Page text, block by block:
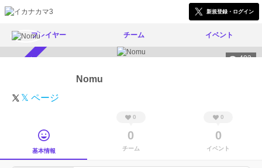
新規登録・ログイン
プレイヤー チーム イベント
403
Nomu
𝕏 ページ
基本情報
0
0
チーム
0
0
イベント